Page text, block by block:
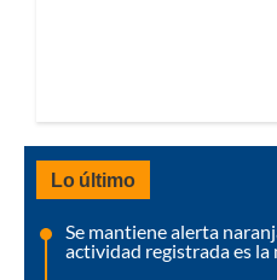
Lo último
Se mantiene alerta
actividad registrada es la